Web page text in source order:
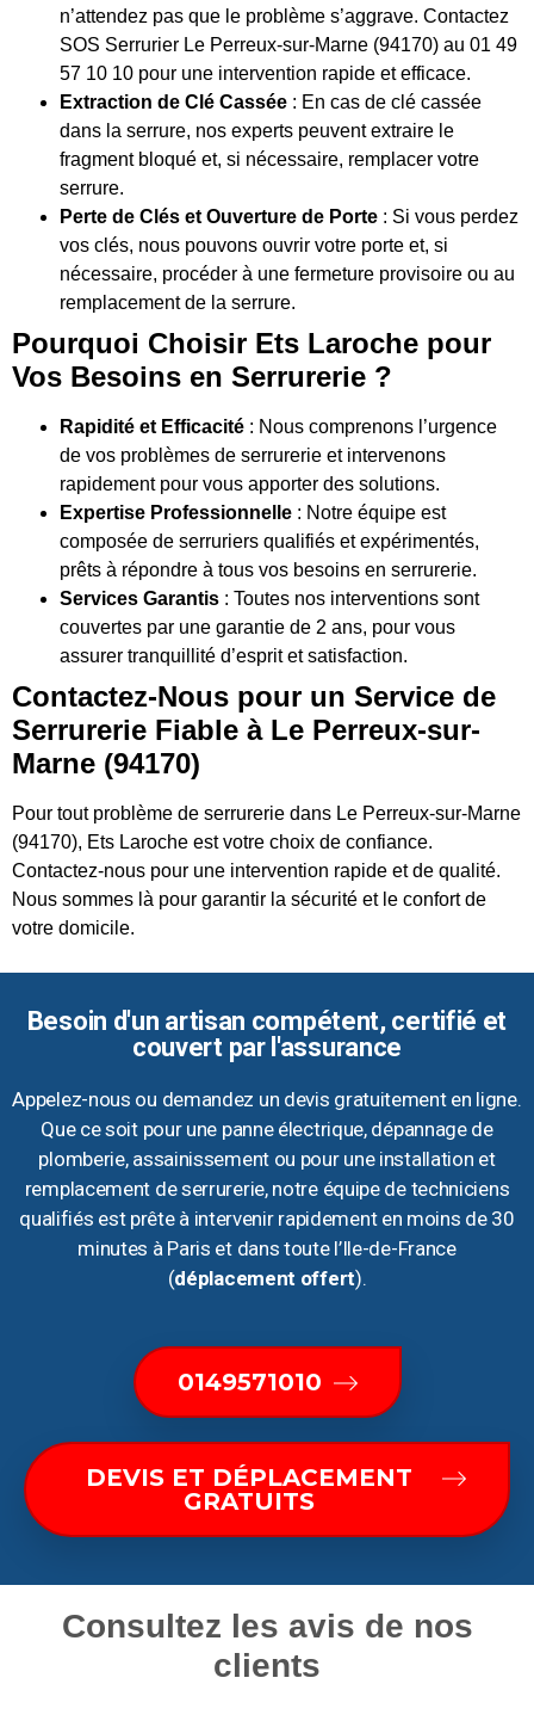
n’attendez pas que le problème s’aggrave. Contactez
SOS Serrurier Le Perreux-sur-Marne (94170) au 01 49
57 10 10 pour une intervention rapide et efficace.
Extraction de Clé Cassée : En cas de clé cassée
dans la serrure, nos experts peuvent extraire le
fragment bloqué et, si nécessaire, remplacer votre
serrure.
Perte de Clés et Ouverture de Porte : Si vous perdez
vos clés, nous pouvons ouvrir votre porte et, si
nécessaire, procéder à une fermeture provisoire ou au
remplacement de la serrure.
Pourquoi Choisir Ets Laroche pour
Vos Besoins en Serrurerie ?
Rapidité et Efficacité : Nous comprenons l’urgence
de vos problèmes de serrurerie et intervenons
rapidement pour vous apporter des solutions.
Expertise Professionnelle : Notre équipe est
composée de serruriers qualifiés et expérimentés,
prêts à répondre à tous vos besoins en serrurerie.
Services Garantis : Toutes nos interventions sont
couvertes par une garantie de 2 ans, pour vous
assurer tranquillité d’esprit et satisfaction.
Contactez-Nous pour un Service de
Serrurerie Fiable à Le Perreux-sur-
Marne (94170)
Pour tout problème de serrurerie dans Le Perreux-sur-Marne
(94170), Ets Laroche est votre choix de confiance.
Contactez-nous pour une intervention rapide et de qualité.
Nous sommes là pour garantir la sécurité et le confort de
votre domicile.
Besoin d'un artisan compétent, certifié et
couvert par l'assurance
Appelez-nous ou demandez un devis gratuitement en ligne.
Que ce soit pour une panne électrique, dépannage de
plomberie, assainissement ou pour une installation et
remplacement de serrurerie, notre équipe de techniciens
qualifiés est prête à intervenir rapidement en moins de 30
minutes à Paris et dans toute l’Ile-de-France
(déplacement offert).
0149571010
DEVIS ET DÉPLACEMENT
GRATUITS
Consultez les avis de nos
clients